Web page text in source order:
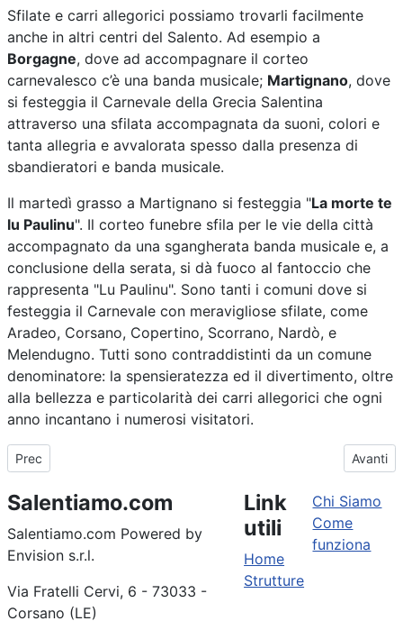
Sfilate e carri allegorici possiamo trovarli facilmente
anche in altri centri del Salento. Ad esempio a
Borgagne, dove ad accompagnare il corteo
carnevalesco c’è una banda musicale; Martignano, dove
si festeggia il Carnevale della Grecia Salentina
attraverso una sfilata accompagnata da suoni, colori e
tanta allegria e avvalorata spesso dalla presenza di
sbandieratori e banda musicale.
Il martedì grasso a Martignano si festeggia "La morte te
lu Paulinu". Il corteo funebre sfila per le vie della città
accompagnato da una sgangherata banda musicale e, a
conclusione della serata, si dà fuoco al fantoccio che
rappresenta "Lu Paulinu". Sono tanti i comuni dove si
festeggia il Carnevale con meravigliose sfilate, come
Aradeo, Corsano, Copertino, Scorrano, Nardò, e
Melendugno. Tutti sono contraddistinti da un comune
denominatore: la spensieratezza ed il divertimento, oltre
alla bellezza e particolarità dei carri allegorici che ogni
anno incantano i numerosi visitatori.
Articolo precedente: Prendi nota: ecco dove vedere le piscine
Prec Articolo
Avanti
Salentiamo.com
Salentiamo.com Powered by
Envision s.r.l.
Via Fratelli Cervi, 6 - 73033 -
Corsano (LE)
Link
utili
Home
Strutture
Chi Siamo
Come
funziona